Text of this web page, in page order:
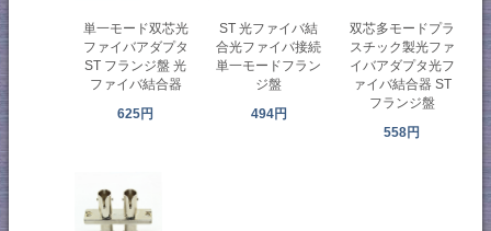
単一モード双芯光
ファイバアダプタ
ST フランジ盤 光
ファイバ結合器
625円
ST 光ファイバ結
合光ファイバ接続
単一モードフラン
ジ盤
494円
双芯多モードプラ
スチック製光ファ
イバアダプタ光フ
ァイバ結合器 ST
フランジ盤
558円